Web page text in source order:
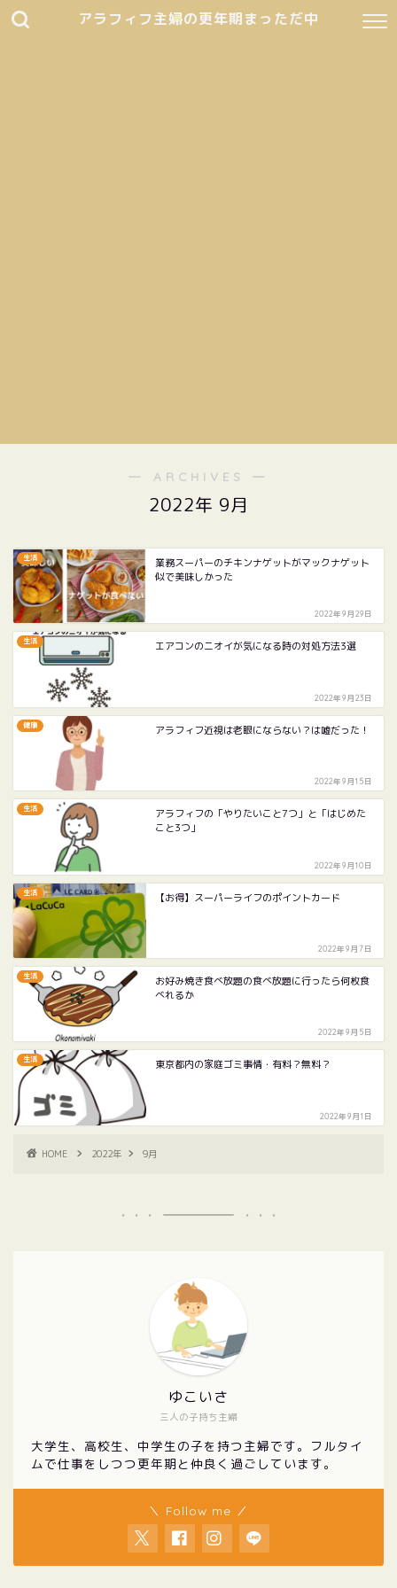
アラフィフ主婦の更年期まっただ中
― ARCHIVES ―
2022年 9月
生活
業務スーパーのチキンナゲットがマックナゲット
似で美味しかった
2022年9月29日
生活 エアコンのニオイが気になる時の対処方法3選
2022年9月23日
健康 アラフィフ近視は老眼にならない？は嘘だった！
2022年9月15日
生活
アラフィフの「やりたいこと7つ」と「はじめた
こと3つ」
2022年9月10日
生活 【お得】スーパーライフのポイントカード
2022年9月7日
生活
お好み焼き食べ放題の食べ放題に行ったら何枚食
べれるか
2022年9月5日
生活 東京都内の家庭ゴミ事情・有料？無料？
2022年9月1日
HOME 2022年 9月
三人の子持ち主婦
ゆこいさ
大学生、高校生、中学生の子を持つ主婦です。フルタイ
ムで仕事をしつつ更年期と仲良く過ごしています。
＼ Follow me ／